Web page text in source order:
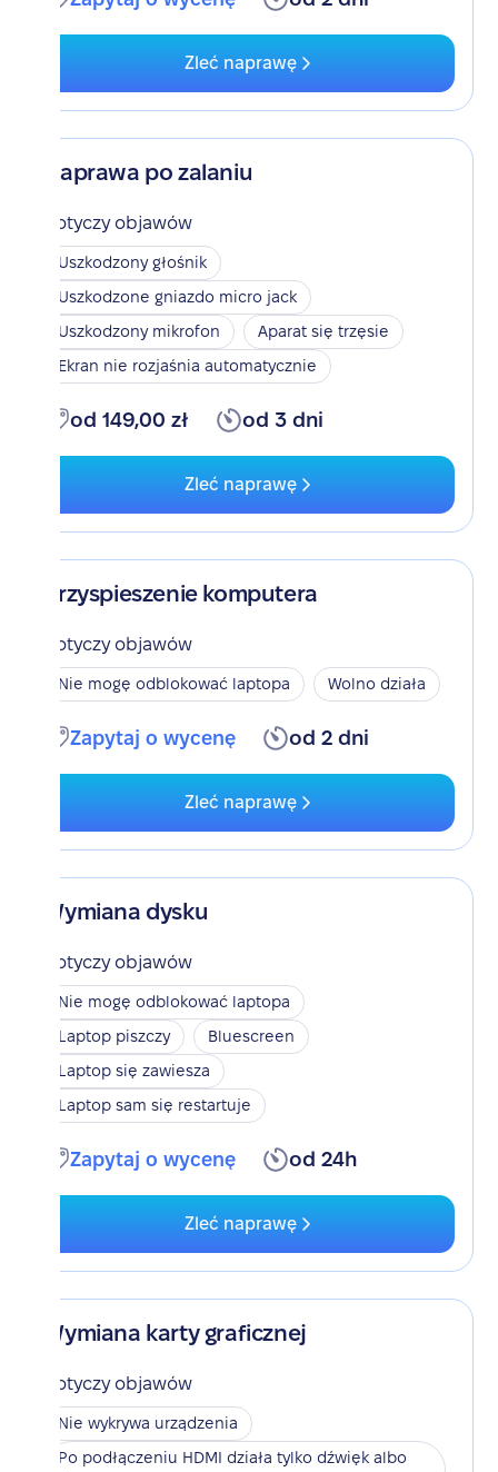
Zleć naprawę
Naprawa po zalaniu
Dotyczy objawów
Uszkodzony głośnik
Uszkodzone gniazdo micro jack
Uszkodzony mikrofon
Aparat się trzęsie
Ekran nie rozjaśnia automatycznie
od 149,00 zł od 3 dni
Zleć naprawę
Przyspieszenie komputera
Dotyczy objawów
Nie mogę odblokować laptopa Wolno działa
Zapytaj o wycenę od 2 dni
Zleć naprawę
Wymiana dysku
Dotyczy objawów
Nie mogę odblokować laptopa
Laptop piszczy
Bluescreen
Laptop się zawiesza
Laptop sam się restartuje
Zapytaj o wycenę od 24h
Zleć naprawę
Wymiana karty graficznej
Dotyczy objawów
Nie wykrywa urządzenia
Po podłączeniu HDMI działa tylko dźwięk albo